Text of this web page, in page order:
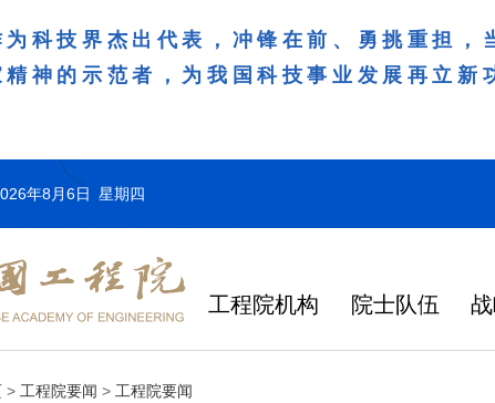
科技界杰出代表，冲锋在前、勇挑重担
神的示范者，为我国科技事业发展再立新
年8月6日 星期四
工程院机构 院士队伍
> 工程院要闻 > 工程院要闻